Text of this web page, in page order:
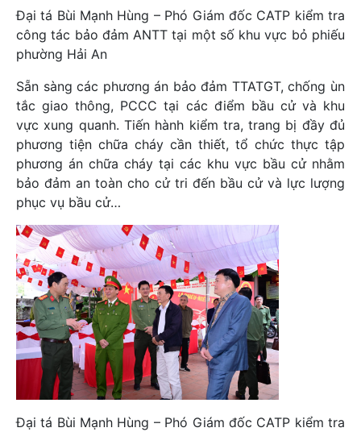
Đại tá Bùi Mạnh Hùng – Phó Giám đốc CATP kiểm tra
công tác bảo đảm ANTT tại một số khu vực bỏ phiếu
phường Hải An
Sẵn sàng các phương án bảo đảm TTATGT, chống ùn
tắc giao thông, PCCC tại các điểm bầu cử và khu
vực xung quanh. Tiến hành kiểm tra, trang bị đầy đủ
phương tiện chữa cháy cần thiết, tổ chức thực tập
phương án chữa cháy tại các khu vực bầu cử nhằm
bảo đảm an toàn cho cử tri đến bầu cử và lực lượng
phục vụ bầu cử…
Đại tá Bùi Mạnh Hùng – Phó Giám đốc CATP kiểm tra